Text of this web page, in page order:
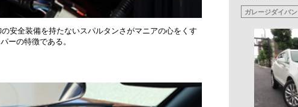
安全装備を持たないスパルタンさがマニアの心をくす
ーの特徴である。
ガレージダイバン